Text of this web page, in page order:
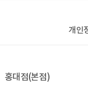
개인
홍대점(본점)